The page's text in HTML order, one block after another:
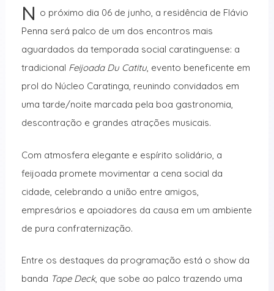
N o próximo dia 06 de junho, a residência de Flávio
Penna será palco de um dos encontros mais
aguardados da temporada social caratinguense: a
tradicional Feijoada Du Catitu, evento beneficente em
prol do Núcleo Caratinga, reunindo convidados em
uma tarde/noite marcada pela boa gastronomia,
descontração e grandes atrações musicais.
Com atmosfera elegante e espírito solidário, a
feijoada promete movimentar a cena social da
cidade, celebrando a união entre amigos,
empresários e apoiadores da causa em um ambiente
de pura confraternização.
Entre os destaques da programação está o show da
banda Tape Deck, que sobe ao palco trazendo uma